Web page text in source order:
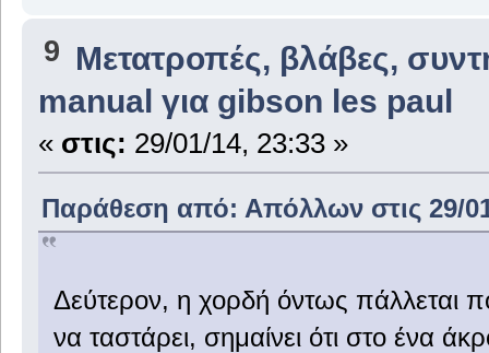
9 Μετατροπές, βλάβες,
manual για gibson les paul
« στις: 29/01/14, 23:33 »
Παράθεση από: Απόλλων στις 29/
Δεύτερον, η χορδή όντως πάλλεται
να ταστάρει, σημαίνει ότι στο ένα